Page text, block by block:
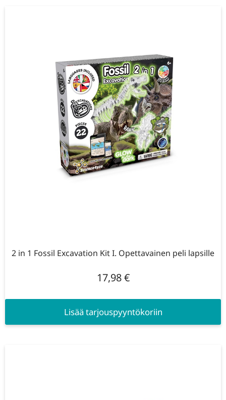
2 in 1 Fossil Excavation Kit I. Opettavainen peli lapsille
17,98€
Lisää tarjouspyyntökoriin